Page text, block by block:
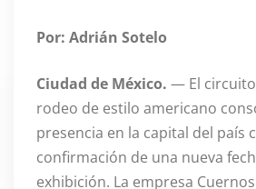
Por: Adrián Sotelo
Ciudad de México. — El
rodeo de estilo americano
presencia en la capital del país
confirmación de una nueva
exhibición. La empresa